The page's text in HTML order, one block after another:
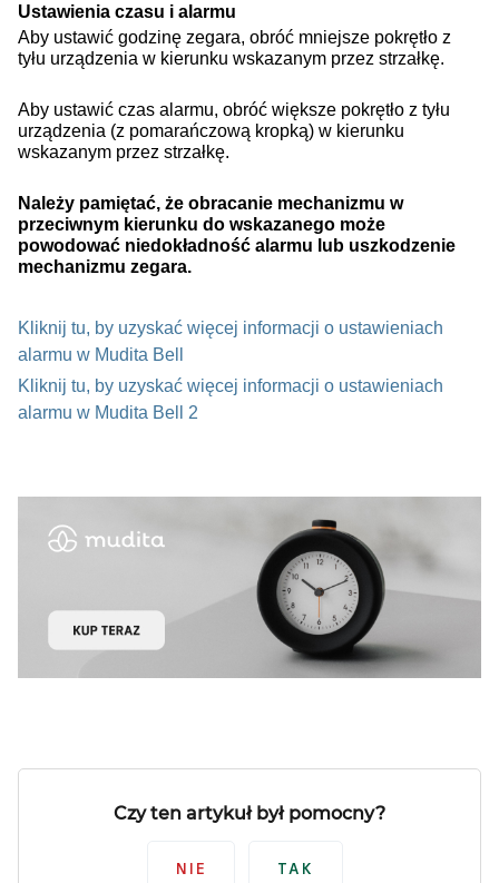
Ustawienia czasu i alarmu
Aby ustawić godzinę zegara, obróć mniejsze pokrętło z
tyłu urządzenia w kierunku wskazanym przez strzałkę.
Aby ustawić czas alarmu, obróć większe pokrętło z tyłu
urządzenia (z pomarańczową kropką) w kierunku
wskazanym przez strzałkę.
Należy pamiętać, że obracanie mechanizmu w
przeciwnym kierunku do wskazanego może
powodować niedokładność alarmu lub uszkodzenie
mechanizmu zegara.
Kliknij tu, by uzyskać więcej informacji o ustawieniach
alarmu w Mudita Bell
Kliknij tu, by uzyskać więcej informacji o ustawieniach
alarmu w Mudita Bell 2
Czy ten artykuł był pomocny?
NIE TAK